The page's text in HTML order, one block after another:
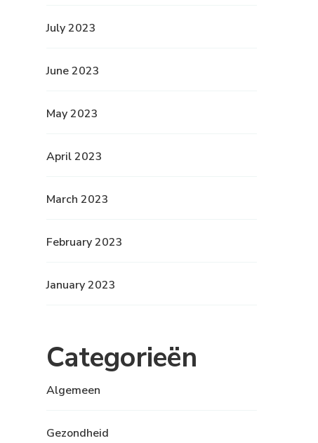
July 2023
June 2023
May 2023
April 2023
March 2023
February 2023
January 2023
Categorieën
Algemeen
Gezondheid